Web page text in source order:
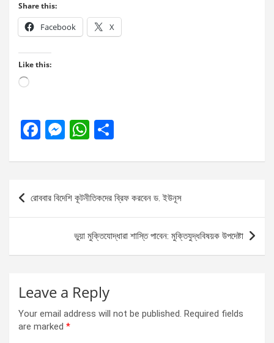
Share this:
Facebook X
Like this:
Loading…
F
ce
o
M
se
n
g
er
W
at
s
A
p
p
ar
e
Post
navigation
রোববার বিদেশি কূটনীতিকদের ব্রিফ করবেন ড. ইউনূস
ভুয়া মুক্তিযোদ্ধারা শাস্তি পাবেন: মুক্তিযুদ্ধবিষয়ক উপদেষ্টা
Leave a Reply
Your email address will not be published. Required fields
are marked *